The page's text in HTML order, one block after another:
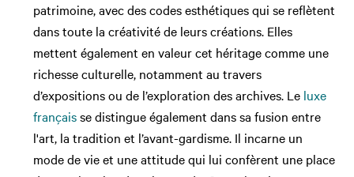
patrimoine, avec des codes esthétiques qui se reflètent
dans toute la créativité de leurs créations. Elles
mettent également en valeur cet héritage comme une
richesse culturelle, notamment au travers
d’expositions ou de l’exploration des archives. Le luxe
françaisse distingue également dans sa fusion entre
l'art, la tradition et l’avant-gardisme. Il incarne un
mode de vie et une attitude qui lui confèrent une place